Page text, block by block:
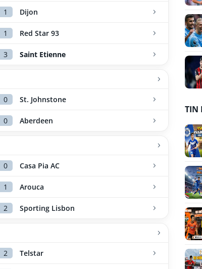
1 Dijon
1 Red Star 93
3 Saint Etienne
0 St. Johnstone
0 Aberdeen
0 Casa Pia AC
1 Arouca
2 Sporting Lisbon
2 Telstar
TIN